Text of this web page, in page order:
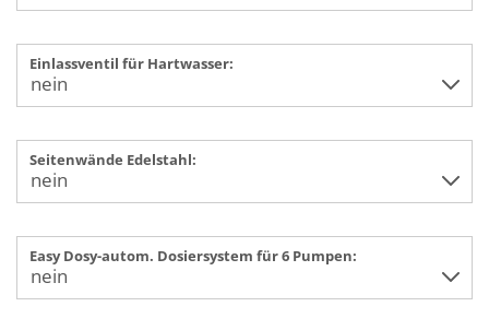
Einlassventil für Hartwasser:
Seitenwände Edelstahl:
Easy Dosy-autom. Dosiersystem für 6 Pumpen: